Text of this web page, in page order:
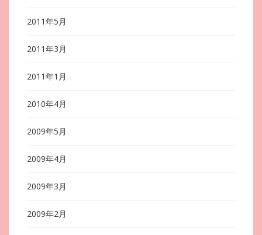
2011年5月
2011年3月
2011年1月
2010年4月
2009年5月
2009年4月
2009年3月
2009年2月